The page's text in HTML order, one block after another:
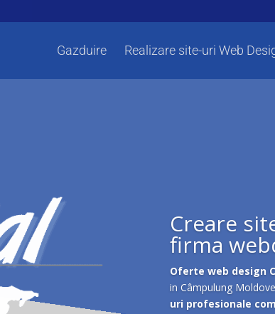
Gazduire Realizare site-uri Web
Creare
firma
Oferte web design
in Câmpulung
uri profesionale